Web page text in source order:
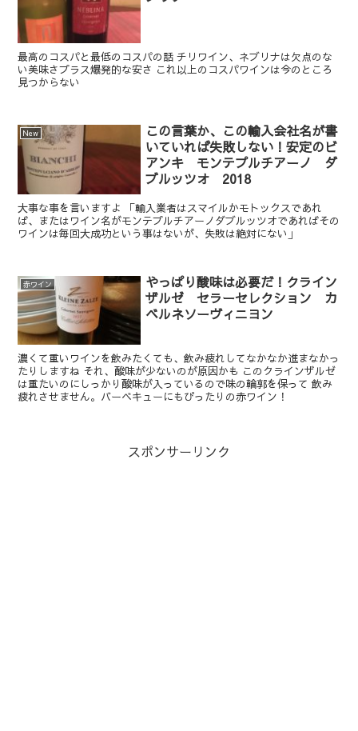
最高のコスパと最低のコスパの話 チリワイン、ネブリナは欠点のな
い美味さプラス爆発的な安さ これ以上のコスパワインは今のところ
見つからない
New
この言葉か、この輸入会社名が書
いていれば失敗しない！安定のビ
アンキ モンテプルチアーノ ダ
ブルッツオ 2018
大事な事を言いますよ 「輸入業者はスマイルかモトックスであれ
ば、またはワイン名がモンテプルチアーノダブルッツオであればその
ワインは毎回大成功という事はないが、失敗は絶対にない」
赤ワイン
やっぱり酸味は必要だ！クライン
ザルゼ セラーセレクション カ
ベルネソーヴィニヨン
濃くて重いワインを飲みたくても、飲み疲れしてなかなか進まなかっ
たりしますね それ、酸味が少ないのが原因かも このクラインザルゼ
は重たいのにしっかり酸味が入っているので味の輪郭を保って 飲み
疲れさせません。バーベキューにもぴったりの赤ワイン！
スポンサーリンク